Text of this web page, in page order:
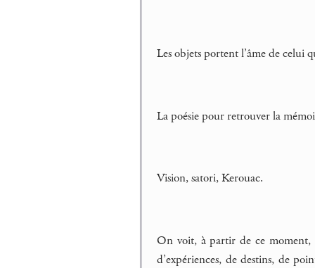
Les objets portent l’âme de celui
La poésie pour retrouver la
Vision, satori, Kerouac.
On voit, à partir de ce moment,
d’expériences, de destins, de